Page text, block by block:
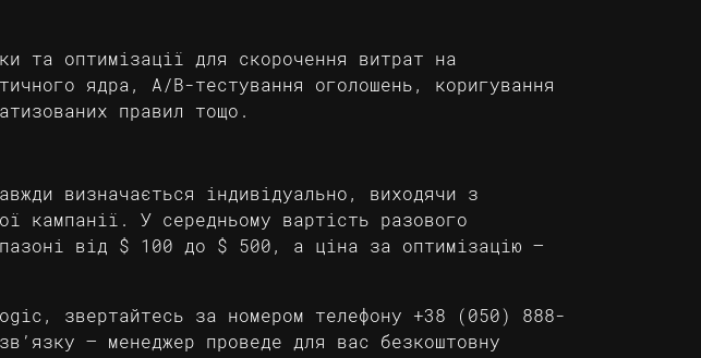
та оптимізації для скорочення витрат на
ядра, A/B-тестування оголошень, коригування
правил тощо.
визначається індивідуально, виходячи з
кампанії. У середньому вартість разового
від $ 100 до $ 500, а ціна за оптимізацію –
звертайтесь за номером телефону +38 (050) 888-
– менеджер проведе для вас безкоштовну